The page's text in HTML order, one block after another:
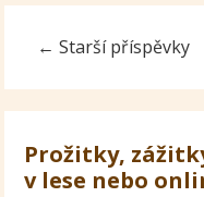
← Starší příspěvky
Prožitky,
v lese nebo